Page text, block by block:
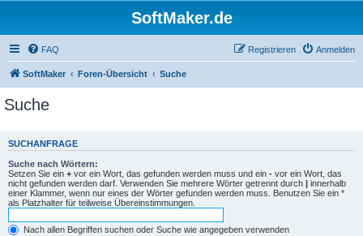
SoftMaker.de
FAQ Anmelden
Registrieren
SoftMaker Foren-Übersicht Suche
Suche
SUCHANFRAGE
Suche nach Wörtern:
Setzen Sie ein + vor ein Wort, das gefunden werden muss und ein - vor ein Wort, das
nicht gefunden werden darf. Verwenden Sie mehrere Wörter getrennt durch | innerhalb
einer Klammer, wenn nur eines der Wörter gefunden werden muss. Benutzen Sie ein *
als Platzhalter für teilweise Übereinstimmungen.
Nach allen Begriffen suchen oder Suche wie angegeben verwenden